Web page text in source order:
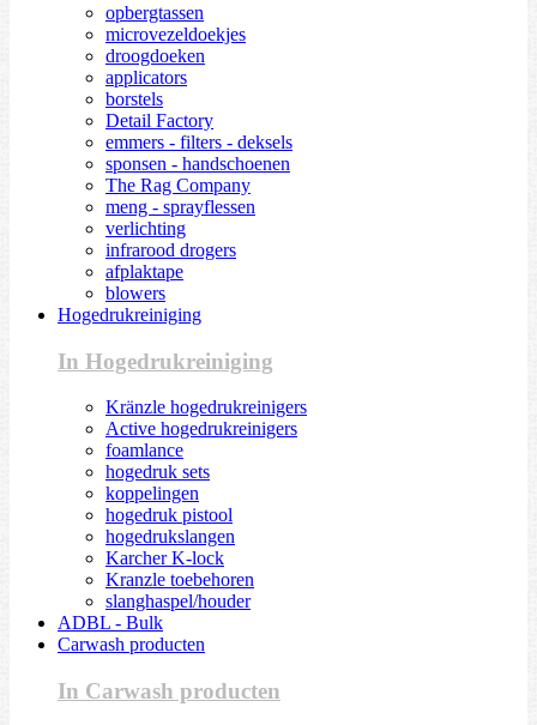
opbergtassen
microvezeldoekjes
droogdoeken
applicators
borstels
Detail Factory
emmers - filters - deksels
sponsen - handschoenen
The Rag Company
meng - sprayflessen
verlichting
infrarood drogers
afplaktape
blowers
Hogedrukreiniging
In Hogedrukreiniging
Kränzle hogedrukreinigers
Active hogedrukreinigers
foamlance
hogedruk sets
koppelingen
hogedruk pistool
hogedrukslangen
Karcher K-lock
Kranzle toebehoren
slanghaspel/houder
ADBL - Bulk
Carwash producten
In Carwash producten